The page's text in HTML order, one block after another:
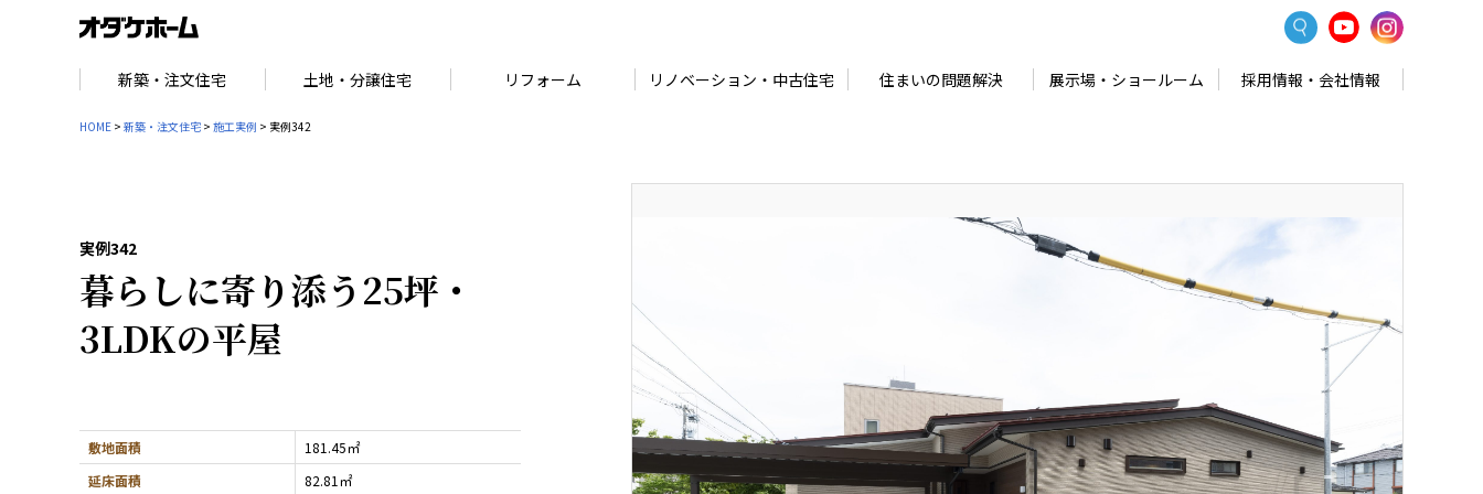
新築・注文住宅 土地・分譲住宅 リフォーム リノベーション・中古住宅 住まいの問題解決 展示場・ショールーム 採用情報・会社情報
HOME > 新築・注文住宅 > 施工実例 > 実例342
実例342
暮らしに寄り添う25坪・
3LDKの平屋
敷地面積
181.45㎡
延床面積
82.81㎡